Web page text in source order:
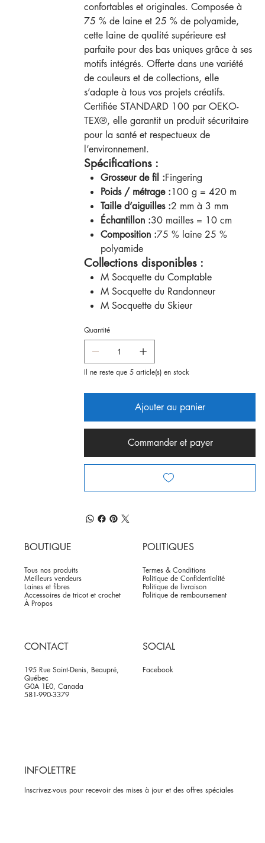
confortables et originales. Composée à
75 % de laine et 25 % de polyamide,
cette laine de qualité supérieure est
parfaite pour des bas uniques grâce à ses
motifs intégrés. Offerte dans une variété
de couleurs et de collections, elle
s’adapte à tous vos projets créatifs.
Certifiée STANDARD 100 par OEKO-
TEX®, elle garantit un produit sécuritaire
pour la santé et respectueux de
l’environnement.
Spécifications :
Grosseur de fil :Fingering
Poids / métrage :100 g = 420 m
Taille d’aiguilles :2 mm à 3 mm
Échantillon :30 mailles = 10 cm
Composition :75 % laine 25 %
polyamide
Collections disponibles :
M Socquette du Comptable
M Socquette du Randonneur
M Socquette du Skieur
Quantité
Il ne reste que 5 article(s) en stock
Ajouter au panier
Commander et payer
BOUTIQUE
Tous nos produits
Meilleurs vendeurs
Laines et fibres
Accessoires de tricot et crochet
À Propos
POLITIQUES
Termes & Conditions
Politique de Confidentialité
Politique de livraison
Politique de remboursement
CONTACT
195 Rue Saint-Denis, Beaupré,
Québec
G0A 1E0, Canada
581-990-3379
SOCIAL
Facebook
INFOLETTRE
Inscrivez-vous pour recevoir des mises à jour et des offres spéciales